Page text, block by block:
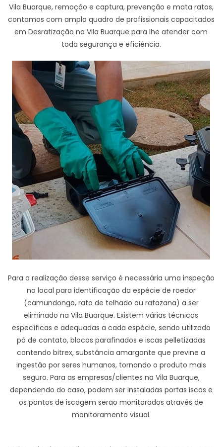
Vila Buarque, remoção e captura, prevenção e mata ratos,
contamos com amplo quadro de profissionais capacitados
em Desratização na Vila Buarque para lhe atender com
toda segurança e eficiência.
Para a realização desse serviço é necessária uma inspeção
no local para identificação da espécie de roedor
(camundongo, rato de telhado ou ratazana) a ser
eliminado na Vila Buarque. Existem várias técnicas
específicas e adequadas a cada espécie, sendo utilizado
pó de contato, blocos parafinados e iscas pelletizadas
contendo bitrex, substância amargante que previne a
ingestão por seres humanos, tornando o produto mais
seguro. Para as empresas/clientes na Vila Buarque,
dependendo do caso, podem ser instaladas portas iscas e
os pontos de iscagem serão monitorados através de
monitoramento visual.